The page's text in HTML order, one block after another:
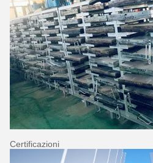
Certificazioni